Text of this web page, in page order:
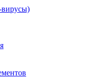
вирусы)